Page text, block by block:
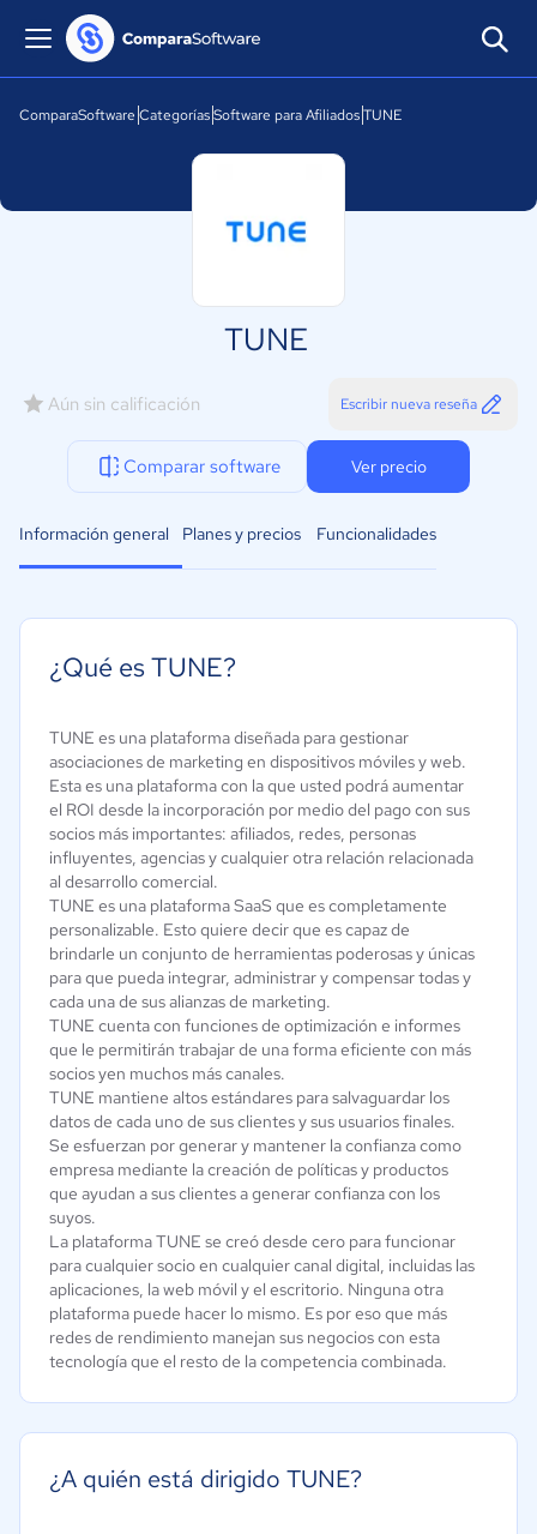
ComparaSoftware CategoríasSoftware para AfiliadosTUNE
TUNE
Aún sin calificación Escribir nueva reseña
Comparar software Ver precio
Información general Planes y precios Funcionalidades
¿Qué es TUNE?
TUNE es una plataforma diseñada para gestionar
asociaciones de marketing en dispositivos móviles y web.
Esta es una plataforma con la que usted podrá aumentar
el ROI desde la incorporación por medio del pago con sus
socios más importantes: afiliados, redes, personas
influyentes, agencias y cualquier otra relación relacionada
al desarrollo comercial.
TUNE es una plataforma SaaS que es completamente
personalizable. Esto quiere decir que es capaz de
brindarle un conjunto de herramientas poderosas y únicas
para que pueda integrar, administrar y compensar todas y
cada una de sus alianzas de marketing.
TUNE cuenta con funciones de optimización e informes
que le permitirán trabajar de una forma eficiente con más
socios yen muchos más canales.
TUNE mantiene altos estándares para salvaguardar los
datos de cada uno de sus clientes y sus usuarios finales.
Se esfuerzan por generar y mantener la confianza como
empresa mediante la creación de políticas y productos
que ayudan a sus clientes a generar confianza con los
suyos.
La plataforma TUNE se creó desde cero para funcionar
para cualquier socio en cualquier canal digital, incluidas las
aplicaciones, la web móvil y el escritorio. Ninguna otra
plataforma puede hacer lo mismo. Es por eso que más
redes de rendimiento manejan sus negocios con esta
tecnología que el resto de la competencia combinada.
¿A quién está dirigido TUNE?